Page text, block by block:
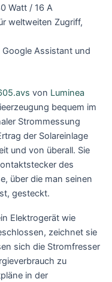
Watt / 16 A
weltweiten Zugriff,
Google Assistant und
von Luminea
bequem im
Strommessung
der Solareinlage
und von überall. Sie
des
über die man seinen
gesteckt.
Elektrogerät wie
zeichnet sie
sich die Stromfresser
zu
in der